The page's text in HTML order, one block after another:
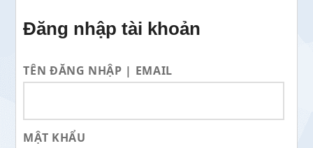
Đăng nhập tài khoản
TÊN ĐĂNG NHẬP | EMAIL
MẬT KHẨU